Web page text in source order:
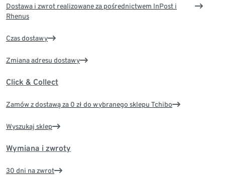
Dostawa i zwrot realizowane za pośrednictwem InPost i
Rhenus
Czas dostawy
Zmiana adresu dostawy
Click & Collect
Zamów z dostawą za 0 zł do wybranego sklepu Tchibo
Wyszukaj sklep
Wymiana i zwroty
30 dni na zwrot